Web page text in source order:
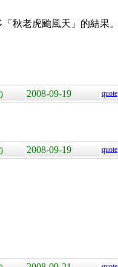
秋老虎颱風天」的結果。
2008-09-19 quote
2008-09-19 quote